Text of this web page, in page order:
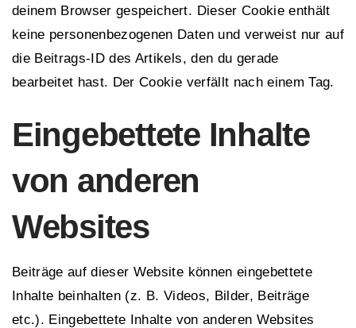
deinem Browser gespeichert. Dieser Cookie enthält
keine personenbezogenen Daten und verweist nur auf
die Beitrags-ID des Artikels, den du gerade
bearbeitet hast. Der Cookie verfällt nach einem Tag.
Eingebettete Inhalte
von anderen
Websites
Beiträge auf dieser Website können eingebettete
Inhalte beinhalten (z. B. Videos, Bilder, Beiträge
etc.). Eingebettete Inhalte von anderen Websites